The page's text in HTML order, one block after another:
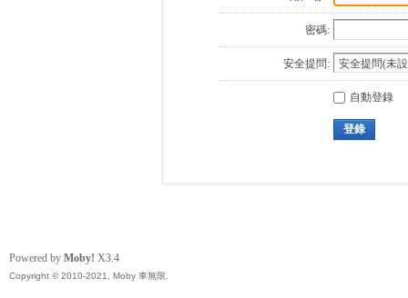
密碼:
安全提問:
自動登錄
登錄
Powered by Moby! X3.4
Copyright © 2010-2021, Moby 車無限.